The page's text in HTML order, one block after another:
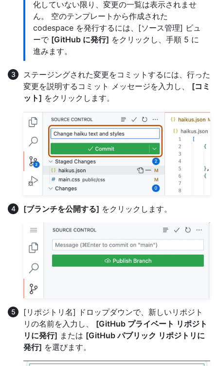
化していない限り、変更の一覧は表示されませ
ん。 空のテンプレートから作成された
codespace を発行するには、[ソース管理] ビュ
ーで [GitHub に発行] をクリックし、手順 5 に
進みます。
ステージングされた変更をコミットするには、行った
変更を説明するコミット メッセージを入力し、 [コミ
ット] をクリックします。
[ブランチを公開する] をクリックします。
[リポジトリ名] ドロップダウンで、新しいリポジト
リの名前を入力し、 [GitHub プライベート リポジト
リに発行] または [GitHub パブリック リポジトリに
発行] を選びます。